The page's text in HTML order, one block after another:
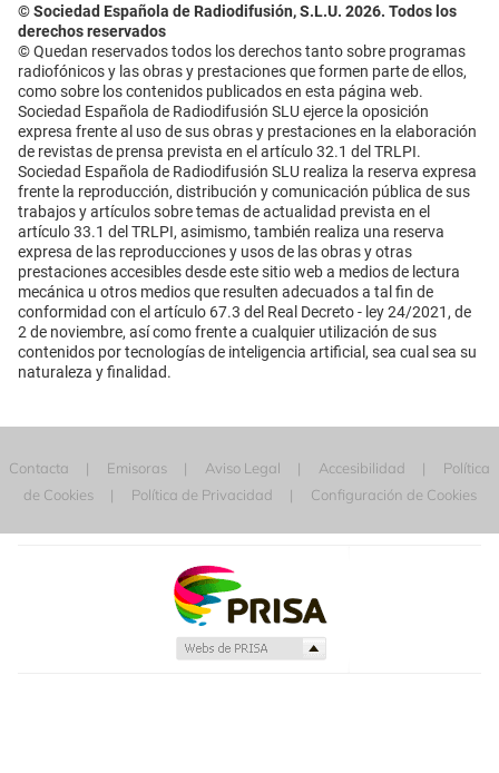
© Sociedad Española de Radiodifusión, S.L.U. 2026. Todos los
derechos reservados
© Quedan reservados todos los derechos tanto sobre programas
radiofónicos y las obras y prestaciones que formen parte de ellos,
como sobre los contenidos publicados en esta página web.
Sociedad Española de Radiodifusión SLU ejerce la oposición
expresa frente al uso de sus obras y prestaciones en la elaboración
de revistas de prensa prevista en el artículo 32.1 del TRLPI.
Sociedad Española de Radiodifusión SLU realiza la reserva expresa
frente la reproducción, distribución y comunicación pública de sus
trabajos y artículos sobre temas de actualidad prevista en el
artículo 33.1 del TRLPI, asimismo, también realiza una reserva
expresa de las reproducciones y usos de las obras y otras
prestaciones accesibles desde este sitio web a medios de lectura
mecánica u otros medios que resulten adecuados a tal fin de
conformidad con el artículo 67.3 del Real Decreto - ley 24/2021, de
2 de noviembre, así como frente a cualquier utilización de sus
contenidos por tecnologías de inteligencia artificial, sea cual sea su
naturaleza y finalidad.
Contacta Emisoras Aviso Legal Accesibilidad
Política
de Cookies
Política de Privacidad Configuración de Cookies